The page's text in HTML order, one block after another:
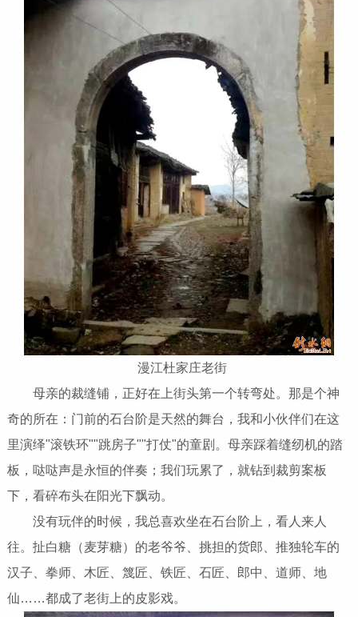
漫江杜家庄老街
母亲的裁缝铺，正好在上街头第一个转弯处。那是个神
奇的所在：门前的石台阶是天然的舞台，我和小伙伴们在这
里演绎"滚铁环""跳房子""打仗"的童剧。母亲踩着缝纫机的踏
板，哒哒声是永恒的伴奏；我们玩累了，就钻到裁剪案板
下，看碎布头在阳光下飘动。
没有玩伴的时候，我总喜欢坐在石台阶上，看人来人
往。扯白糖（麦芽糖）的老爷爷、挑担的货郎、推独轮车的
汉子、拳师、木匠、篾匠、铁匠、石匠、郎中、道师、地
仙……都成了老街上的皮影戏。